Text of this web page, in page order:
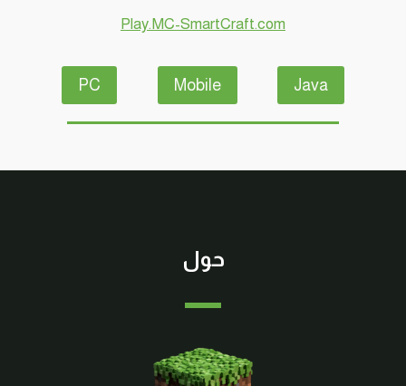
Play.MC-SmartCraft.com
Java
Mobile
PC
حول